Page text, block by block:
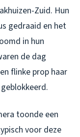
Zuid. Hun
gedraaid en het
in hun
de dag
flinke prop haar
toonde een
voor deze